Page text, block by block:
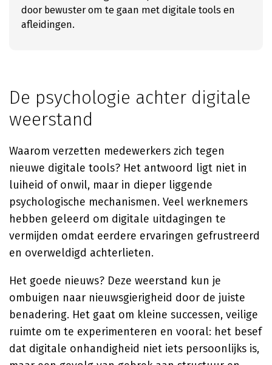
door bewuster om te gaan met digitale tools en
afleidingen.
De psychologie achter digitale
weerstand
Waarom verzetten medewerkers zich tegen
nieuwe digitale tools? Het antwoord ligt niet in
luiheid of onwil, maar in dieper liggende
psychologische mechanismen. Veel werknemers
hebben geleerd om digitale uitdagingen te
vermijden omdat eerdere ervaringen gefrustreerd
en overweldigd achterlieten.
Het goede nieuws? Deze weerstand kun je
ombuigen naar nieuwsgierigheid door de juiste
benadering. Het gaat om kleine successen, veilige
ruimte om te experimenteren en vooral: het besef
dat digitale onhandigheid niet iets persoonlijks is,